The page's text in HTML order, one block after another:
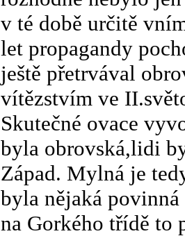
v té době určitě
let propagandy
ještě přetrvával
vítězstvím ve
Skutečné ovace
byla obrovská,lidi
Západ. Mylná je
byla nějaká
na Gorkého třídě to